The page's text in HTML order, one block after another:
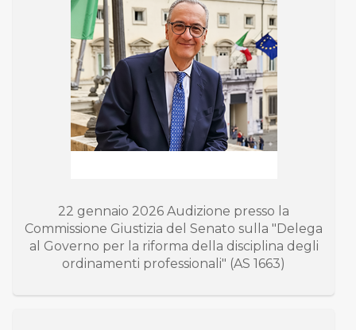
22 gennaio 2026 Audizione presso la
Commissione Giustizia del Senato sulla "Delega
al Governo per la riforma della disciplina degli
ordinamenti professionali" (AS 1663)